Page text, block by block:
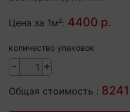
Цена за 1м²: 4400 р.
количество упаковок
- +
Общая стоимость :